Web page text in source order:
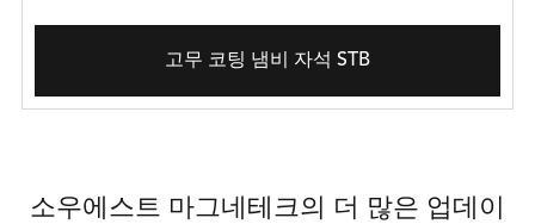
고무 코팅 냄비 자석 STB
소우에스트 마그네테크의 더 많은 업데이